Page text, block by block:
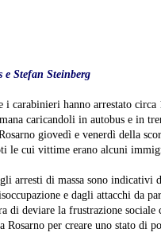
e Stefan Steinberg
i carabinieri hanno arrestato
caricandoli in autobus e in
giovedì e venerdì della
le cui vittime erano alcuni
arresti di massa sono indicativi
e dagli attacchi da
di deviare la frustrazione
Rosarno per creare uno stato di